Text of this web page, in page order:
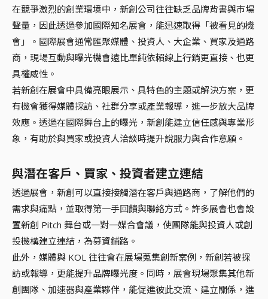
在競爭激烈的創業環境中，新創公司往往缺乏品牌背書與市場
聲量，因此透過參加國際知名展會，能迅速取得「被看見的機
會」。國際展會通常匯聚媒體、投資人、大企業、買家及通路
商，現場互動與曝光機會遠比單純依賴線上行銷更直接、也更
具權威性。
若新創在展會中具備亮眼展示、具特色的主題或解決方案，更
有機會獲得媒體採訪、社群分享或產業報導，進一步放大品牌
效應。透過在國際舞台上的曝光，新創能建立信任感與專業形
象，有助於與買家或投資人洽談時提升說服力與合作意願。
與潛在客戶、買家、投資者建立連結
透過展會，新創可以直接接觸潛在客戶與通路商，了解他們的
需求與痛點，並取得第一手回饋與聯絡方式。許多展會也會設
置新創 Pitch 舞台或一對一媒合會議，使團隊能與投資人或創
投機構建立連結，為募資鋪路。
此外，媒體與 KOL 往往會在展場蒐集創新案例，新創若被採
訪或報導，更能提升品牌曝光度。同時，展會現場聚集其他新
創團隊、加速器與產業夥伴，能促進彼此交流、建立關係，進